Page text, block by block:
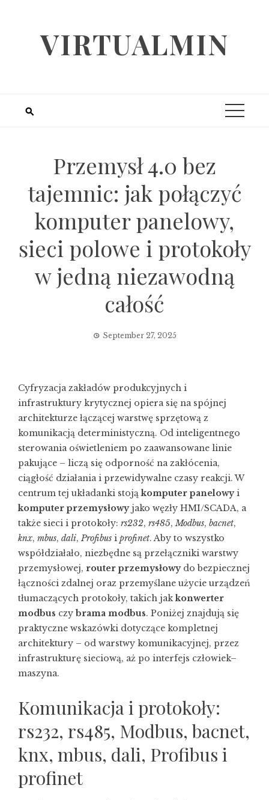
VIRTUALMIN
Przemysł 4.0 bez
tajemnic: jak połączyć
komputer panelowy,
sieci polowe i protokoły
w jedną niezawodną
całość
September 27, 2025
Cyfryzacja zakładów produkcyjnych i
infrastruktury krytycznej opiera się na spójnej
architekturze łączącej warstwę sprzętową z
komunikacją deterministyczną. Od inteligentnego
sterowania oświetleniem po zaawansowane linie
pakujące – liczą się odporność na zakłócenia,
ciągłość działania i przewidywalne czasy reakcji. W
centrum tej układanki stojąkomputer panelowyi
komputer przemysłowyjako węzły HMI/SCADA, a
także sieci i protokoły: rs232, rs485,Modbus, bacnet,
knx, mbus, dali, Profibus i profinet. Aby to wszystko
współdziałało, niezbędne są przełączniki warstwy
przemysłowej, router przemysłowydo bezpiecznej
łączności zdalnej oraz przemyślane użycie urządzeń
tłumaczących protokoły, takich jakkonwerter
modbus czy brama modbus. Poniżej znajdują się
praktyczne wskazówki dotyczące kompletnej
architektury – od warstwy komunikacyjnej, przez
infrastrukturę sieciową, aż po interfejs człowiek–
maszyna.
Komunikacja i protokoły:
rs232, rs485, Modbus, bacnet,
knx, mbus, dali, Profibus i
profinet